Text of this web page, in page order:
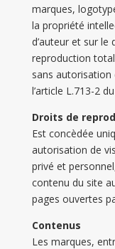
marques,
la propriété
d’auteur et sur
reproduction
sans autorisation
l’article L.713-2
Droits de
Est concèdée
autorisation de
privé et
contenu du site
pages ouvertes
Contenus
Les marques,